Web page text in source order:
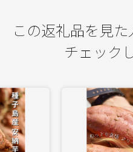
この返礼品を見
チェック